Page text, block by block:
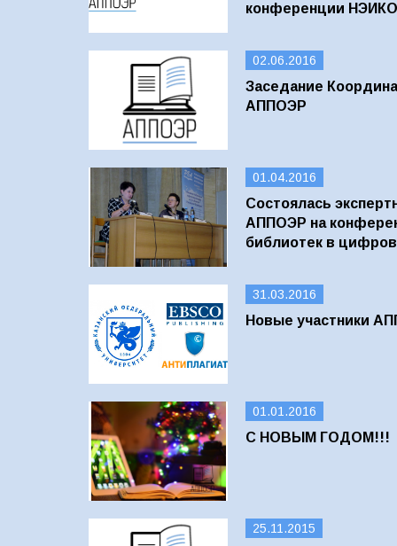
конференции
02.06.2016
Заседание
АППОЭР
01.04.2016
Состоялась
АППОЭР на
библиотек в
31.03.2016
Новые участники
01.01.2016
С НОВЫМ ГОДОМ!!!
25.11.2015